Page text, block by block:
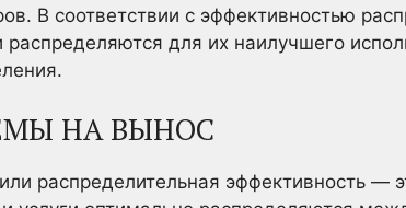
В соответствии с эффективностью
для их наилучшего
НА ВЫНОС
распределительная эффективность —